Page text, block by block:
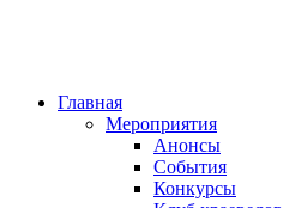
Главная
Мероприятия
Анонсы
События
Конкурсы